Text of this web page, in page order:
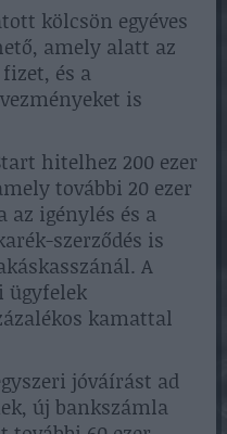
kölcsön egyéves
amely alatt az
és a
is
hitelhez 200 ezer
további 20 ezer
igénylés és a
szerződés is
A
ügyfelek
kamattal
jóváírást ad
új bankszámla